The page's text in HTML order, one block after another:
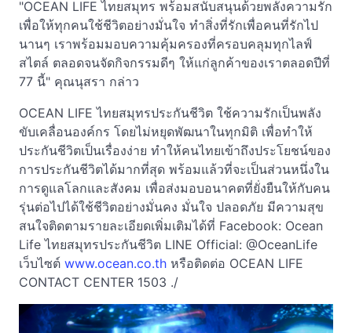
"OCEAN LIFE ไทยสมุทร พร้อมสนับสนุนด้วยพลังความรัก
เพื่อให้ทุกคนใช้ชีวิตอย่างมั่นใจ ทำสิ่งที่รักเพื่อคนที่รักไป
นานๆ เราพร้อมมอบความคุ้มครองที่ครอบคลุมทุกไลฟ์
สไตล์ ตลอดจนจัดกิจกรรมดีๆ ให้แก่ลูกค้าของเราตลอดปีที่
77 นี้" คุณนุสรา กล่าว
OCEAN LIFE ไทยสมุทรประกันชีวิต ใช้ความรักเป็นพลัง
ขับเคลื่อนองค์กร โดยไม่หยุดพัฒนาในทุกมิติ เพื่อทำให้
ประกันชีวิตเป็นเรื่องง่าย ทำให้คนไทยเข้าถึงประโยชน์ของ
การประกันชีวิตได้มากที่สุด พร้อมแล้วที่จะเป็นส่วนหนึ่งใน
การดูแลโลกและสังคม เพื่อส่งมอบอนาคตที่ยั่งยืนให้กับคน
รุ่นต่อไปได้ใช้ชีวิตอย่างมั่นคง มั่นใจ ปลอดภัย มีความสุข
สนใจติดตามรายละเอียดเพิ่มเติมได้ที่ Facebook: Ocean
Life ไทยสมุทรประกันชีวิต LINE Official: @OceanLife
เว็บไซต์ www.ocean.co.th หรือติดต่อ OCEAN LIFE
CONTACT CENTER 1503 ./